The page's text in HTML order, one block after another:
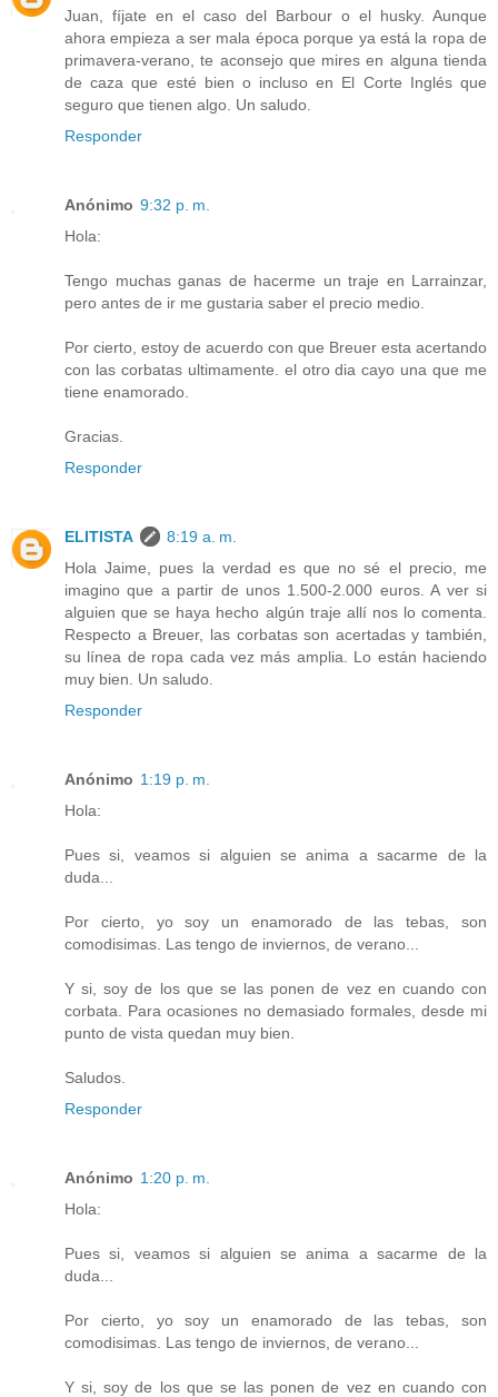
Juan, fíjate en el caso del Barbour o el husky. Aunque
ahora empieza a ser mala época porque ya está la ropa de
primavera-verano, te aconsejo que mires en alguna tienda
de caza que esté bien o incluso en El Corte Inglés que
seguro que tienen algo. Un saludo.
Responder
Anónimo 9:32 p. m.
Hola:
Tengo muchas ganas de hacerme un traje en Larrainzar,
pero antes de ir me gustaria saber el precio medio.
Por cierto, estoy de acuerdo con que Breuer esta acertando
con las corbatas ultimamente. el otro dia cayo una que me
tiene enamorado.
Gracias.
Responder
ELITISTA
8:19 a. m.
Hola Jaime, pues la verdad es que no sé el precio, me
imagino que a partir de unos 1.500-2.000 euros. A ver si
alguien que se haya hecho algún traje allí nos lo comenta.
Respecto a Breuer, las corbatas son acertadas y también,
su línea de ropa cada vez más amplia. Lo están haciendo
muy bien. Un saludo.
Responder
Anónimo 1:19 p. m.
Hola:
Pues si, veamos si alguien se anima a sacarme de la
duda...
Por cierto, yo soy un enamorado de las tebas, son
comodisimas. Las tengo de inviernos, de verano...
Y si, soy de los que se las ponen de vez en cuando con
corbata. Para ocasiones no demasiado formales, desde mi
punto de vista quedan muy bien.
Saludos.
Responder
Anónimo 1:20 p. m.
Hola:
Pues si, veamos si alguien se anima a sacarme de la
duda...
Por cierto, yo soy un enamorado de las tebas, son
comodisimas. Las tengo de inviernos, de verano...
Y si, soy de los que se las ponen de vez en cuando con